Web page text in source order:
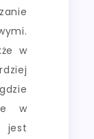
w
w
jest